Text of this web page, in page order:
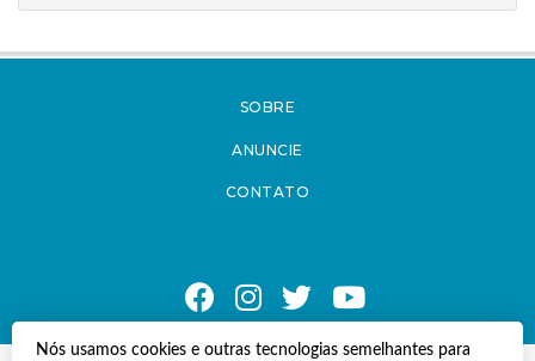
Nós usamos cookies e outras tecnologias semelhantes para
SOBRE
ANUNCIE
CONTATO